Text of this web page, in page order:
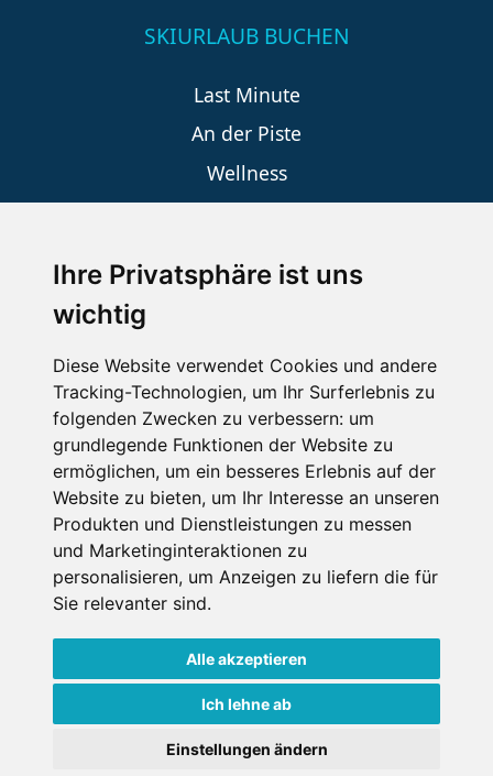
Ihre Privatsphäre ist uns
wichtig
Diese Website verwendet Cookies und andere
Tracking-Technologien, um Ihr Surferlebnis zu
folgenden Zwecken zu verbessern: um
grundlegende Funktionen der Website zu
ermöglichen, um ein besseres Erlebnis auf der
Website zu bieten, um Ihr Interesse an unseren
Produkten und Dienstleistungen zu messen
und Marketinginteraktionen zu
personalisieren, um Anzeigen zu liefern die für
Sie relevanter sind.
Alle akzeptieren
Ich lehne ab
Einstellungen ändern
SKIURLAUB BUCHEN
Last Minute
An der Piste
Wellness
SCHNEEHÖHEN SKI APP
Die Schneehoehen Ski APP für iOS und Android - Ein
Muss für alle Wintersportler und Schneefreaks!
Impressum
Datenschutz
Nutzungsbedingungen
Portale
FAQ Newsletter Mediadaten
Copyright ©2026 Schneemenschen GmbH